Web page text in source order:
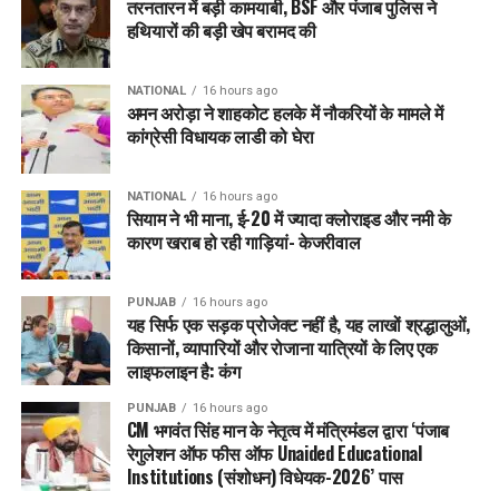
FARIDKOT
FOG HEALTHYAIR
MINIMUMTEMPERATURE
PUNJAB
PUNJABWEATHER STAYSAFE
WINTERALERT
UP NEXT
Ludhiana में DIG के Security Personnel पर जानलेवा हमला,
आरोपी फरार
DON'T MISS
Punjab में गरमाया Chandigarh विवाद: Harpal Singh Cheema
की BJP पर कड़ी निंदा, दो मोर्चों पर संघर्ष की तैयारी
तरनतारन में बड़ी कामयाबी, BSF और पंजाब पुलिस ने
हथियारों की बड़ी खेप बरामद की
NATIONAL 16 hours ago
अमन अरोड़ा ने शाहकोट हलके में नौकरियों के मामले में
कांग्रेसी विधायक लाडी को घेरा
NATIONAL 16 hours ago
सियाम ने भी माना, ई-20 में ज्यादा क्लोराइड और नमी के
कारण खराब हो रही गाड़ियां- केजरीवाल
PUNJAB 16 hours ago
यह सिर्फ एक सड़क प्रोजेक्ट नहीं है, यह लाखों श्रद्धालुओं,
किसानों, व्यापारियों और रोजाना यात्रियों के लिए एक
लाइफलाइन है: कंग
PUNJAB 16 hours ago
CM भगवंत सिंह मान के नेतृत्व में मंत्रिमंडल द्वारा ‘पंजाब
रेगुलेशन ऑफ फीस ऑफ Unaided Educational
Institutions (संशोधन) विधेयक-2026’ पास